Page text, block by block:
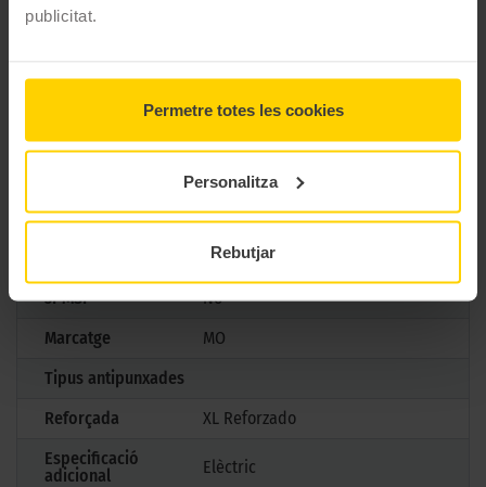
publicitat.
Permetre totes les cookies
Personalitza
Rebutjar
CARACTERÍSTIQUES TÈCNIQUES
Model
ECOCONTACT 6
245/40 R18 97 Y
Estació
Estiu
No
3PMSF
No
Marcatge
MO
Tipus antipunxades
Reforçada
XL Reforzado
Especificació
adicional
Elèctric